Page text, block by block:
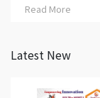
Read More
Latest New